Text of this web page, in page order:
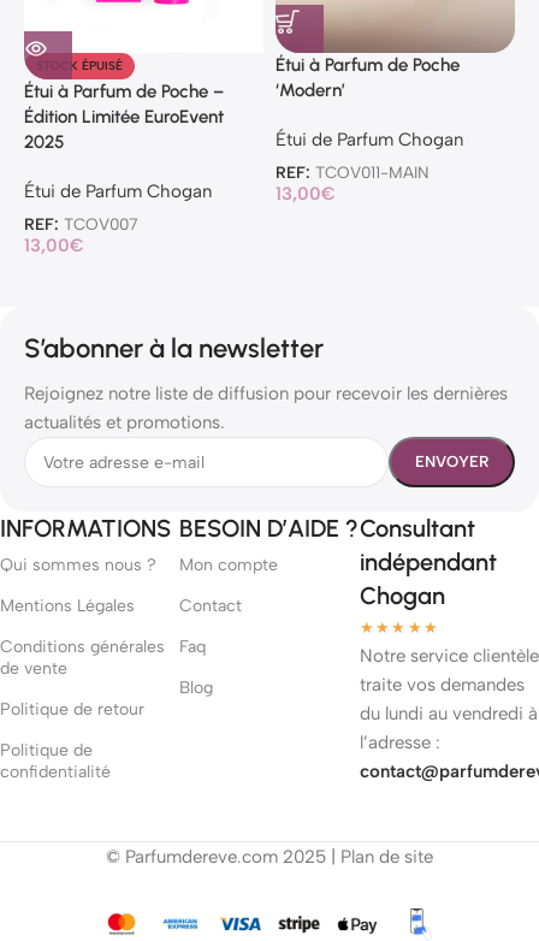
STOCK ÉPUISÉ
Étui à Parfum de Poche –
Édition Limitée EuroEvent
2025
Étui de Parfum Chogan
REF: TCOV007
13,00€
Étui à Parfum de Poche
‘Modern’
Étui de Parfum Chogan
REF: TCOV011-MAIN
13,00€
S’abonner à la newsletter
Rejoignez notre liste de diffusion pour recevoir les dernières
actualités et promotions.
INFORMATIONS
Qui sommes nous ?
Mentions Légales
Conditions générales
de vente
Politique de retour
Politique de
confidentialité
BESOIN D’AIDE ?
Mon compte
Contact
Faq
Blog
Consultant
indépendant
Chogan
★★★★★
Notre service clientèle
traite vos demandes
du lundi au vendredi à
l’adresse :
© Parfumdereve.com 2025 | Plan de site